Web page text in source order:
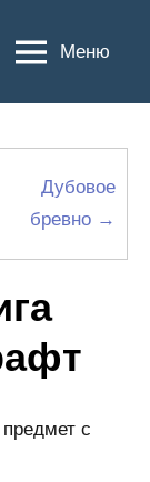
Меню
Дубовое
бревно →
с